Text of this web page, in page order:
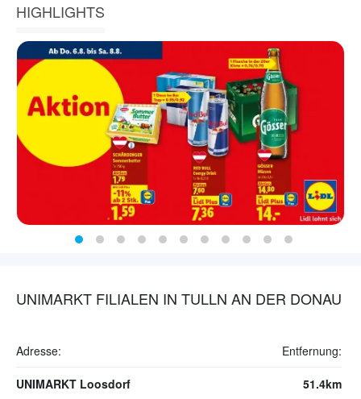
HIGHLIGHTS
UNIMARKT FILIALEN IN TULLN AN DER DONAU
Adresse: Entfernung:
UNIMARKT Loosdorf 51.4km